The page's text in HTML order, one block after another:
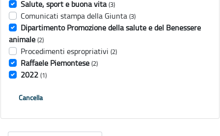
Salute, sport e buona vita (3)
Comunicati stampa della Giunta (3)
Dipartimento Promozione della salute e del Benessere
animale (2)
Procedimenti espropriativi (2)
Raffaele Piemontese (2)
2022 (1)
Cancella